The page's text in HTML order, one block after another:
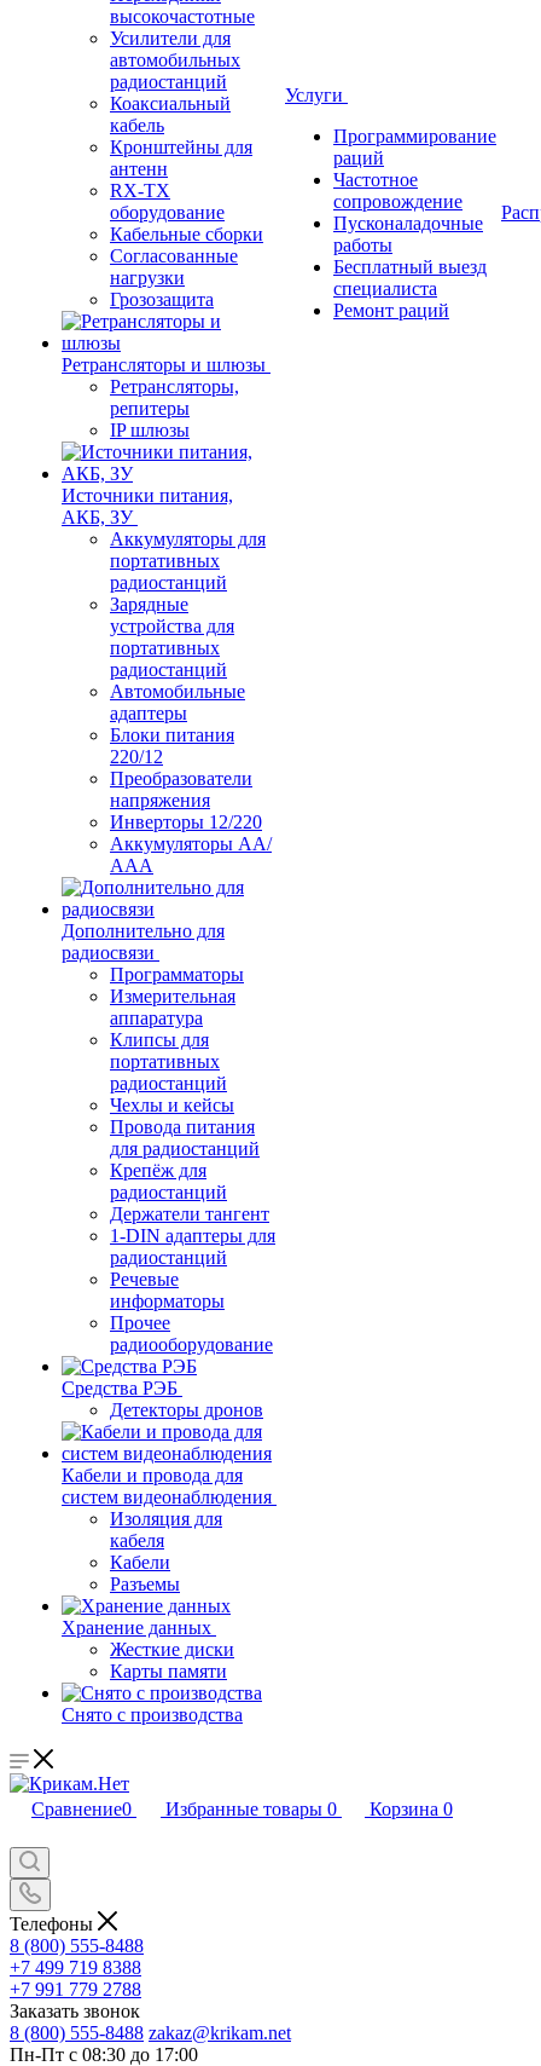
высокочастотные
Усилители для
автомобильных
радиостанций
Коаксиальный
кабель
Кронштейны для
антенн
RX-TX
оборудование
Кабельные сборки
Согласованные
нагрузки
Грозозащита
Ретрансляторы и шлюзы
Ретрансляторы,
репитеры
IP шлюзы
Источники питания,
АКБ, ЗУ
Аккумуляторы для
портативных
радиостанций
Зарядные
устройства для
портативных
радиостанций
Автомобильные
адаптеры
Блоки питания
220/12
Преобразователи
напряжения
Инверторы 12/220
Аккумуляторы АА/
ААА
Дополнительно для
радиосвязи
Программаторы
Измерительная
аппаратура
Клипсы для
портативных
радиостанций
Чехлы и кейсы
Провода питания
для радиостанций
Крепёж для
радиостанций
Держатели тангент
1-DIN адаптеры для
радиостанций
Речевые
информаторы
Прочее
радиооборудование
Средства РЭБ
Детекторы дронов
Кабели и провода для
систем видеонаблюдения
Изоляция для
кабеля
Кабели
Разъемы
Хранение данных
Жесткие диски
Карты памяти
Снято с производства
Услуги
Программирование
раций
Частотное
сопровождение
Пусконаладочные
работы
Бесплатный выезд
специалиста
Ремонт раций
Сравнение0 Избранные товары 0 Корзина 0
Телефоны
8 (800) 555-8488
+7 499 719 8388
+7 991 779 2788
Заказать звонок
8 (800) 555-8488 zakaz@krikam.net
Пн-Пт с 08:30 до 17:00